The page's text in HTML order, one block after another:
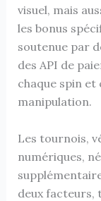
visuel, mais
les bonus
soutenue par
des API de
chaque spin
manipulation.
Les tournois,
numériques,
deux facteurs,